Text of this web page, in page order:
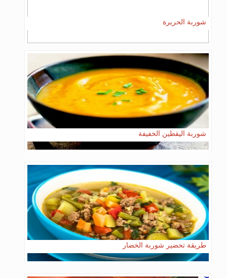
شوربة الحريرة
شوربة اليقطين الخفيفة
طريقة تحضير شوربة الخضار